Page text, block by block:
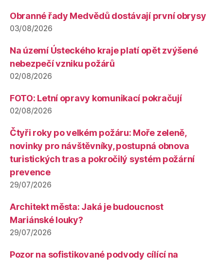
Obranné řady Medvědů dostávají první obrysy
03/08/2026
Na území Ústeckého kraje platí opět zvýšené
nebezpečí vzniku požárů
02/08/2026
FOTO: Letní opravy komunikací pokračují
02/08/2026
Čtyři roky po velkém požáru: Moře zeleně,
novinky pro návštěvníky, postupná obnova
turistických tras a pokročilý systém požární
prevence
29/07/2026
Architekt města: Jaká je budoucnost
Mariánské louky?
29/07/2026
Pozor na sofistikované podvody cílící na